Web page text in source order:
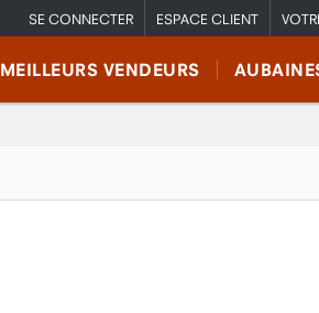
SE CONNECTER ESPACE CLIENT
MEILLEURS VENDEURS